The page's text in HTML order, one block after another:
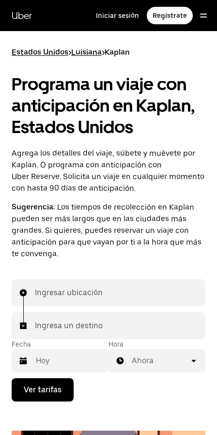
contenido
principal
Uber Iniciar sesión Regístrate
Estados Unidos>Luisiana>Kaplan
Programa un viaje con
anticipación en Kaplan,
Estados Unidos
Agrega los detalles del viaje, súbete y muévete por
Kaplan. O programa con anticipación con
Uber Reserve. Solicita un viaje en cualquier momento
con hasta 90 días de anticipación.
Sugerencia: Los tiempos de recolección en Kaplan
pueden ser más largos que en las ciudades más
grandes. Si quieres, puedes reservar un viaje con
anticipación para que vayan por ti a la hora que más
te convenga.
Ingresar ubicación
Ingresa un destino
Fecha
Presiona
flecha
Hora
Ahora
Ver tarifas